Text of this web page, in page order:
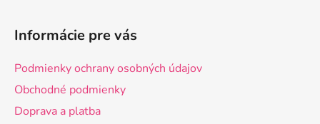
Informácie pre vás
Podmienky ochrany osobných údajov
Obchodné podmienky
Doprava a platba